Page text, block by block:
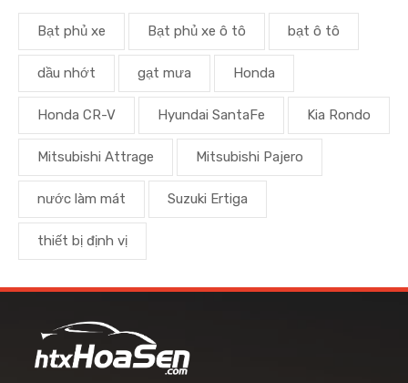
Bạt phủ xe Bạt phủ xe ô tô bạt ô tô
dầu nhớt gạt mưa Honda
Honda CR-V Hyundai SantaFe Kia Rondo
Mitsubishi Attrage Mitsubishi Pajero
nước làm mát Suzuki Ertiga
thiết bị định vị